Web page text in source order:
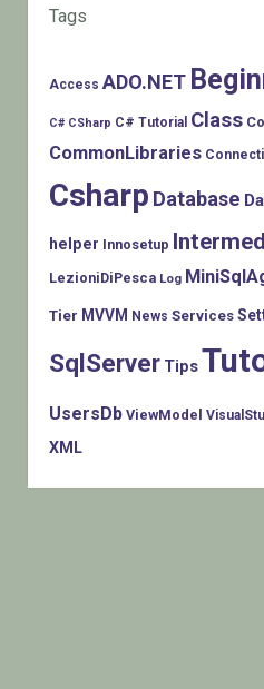
Tags
Access ADO.NET
C# CSharp C# Tutorial Class
CommonLibraries
Csharp Database
helper Innosetup
LezioniDiPesca Log
Tier MVVM News Services
SqlServer Tips
UsersDb ViewModel
XML